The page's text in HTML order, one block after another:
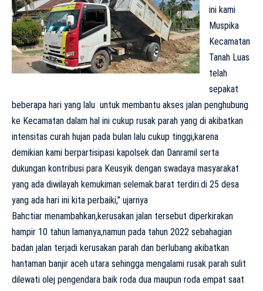
ini kami
Muspika
Kecamatan
Tanah Luas
telah
sepakat
beberapa hari yang lalu untuk membantu akses jalan penghubung
ke Kecamatan dalam hal ini cukup rusak parah yang di akibatkan
intensitas curah hujan pada bulan lalu cukup tinggi,karena
demikian kami berpartisipasi kapolsek dan Danramil serta
dukungan kontribusi para Keusyik dengan swadaya masyarakat
yang ada diwilayah kemukiman selemak.barat terdiri.di 25 desa
yang ada hari ini kita perbaiki,” ujarnya
Bahctiar menambahkan,kerusakan jalan tersebut diperkirakan
hampir 10 tahun lamanya,namun pada tahun 2022 sebahagian
badan jalan terjadi kerusakan parah dan berlubang akibatkan
hantaman banjir aceh utara sehingga mengalami rusak parah sulit
dilewati olej pengendara baik roda dua maupun roda empat saat